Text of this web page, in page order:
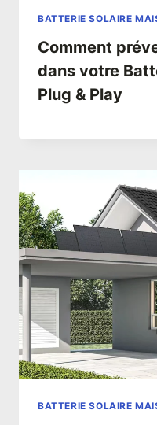
BATTERIE SOLAIRE
Comment
dans votre
Plug & Play
BATTERIE SOLAIRE